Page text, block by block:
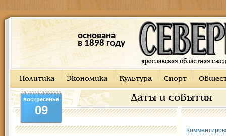
основана
в 1898 году
Политика Экономика Культура Спорт
Даты и события
воскресенье
09